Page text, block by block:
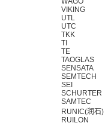
VIKING
UTL
UTC
TKK
TI
TE
TAOGLAS
SENSATA
SEMTECH
SEI
SCHURTER
SAMTEC
RUNIC(润石)
RUILON